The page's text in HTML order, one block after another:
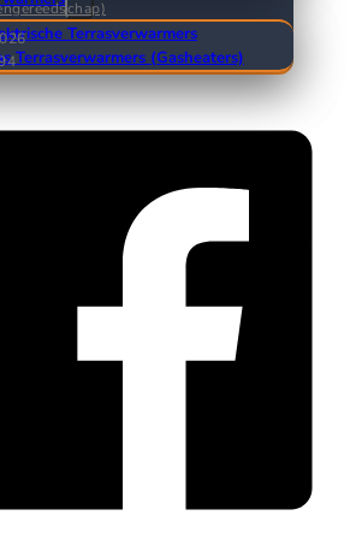
Terrasverwarmers
Terrasverwarmers (Gasheaters)